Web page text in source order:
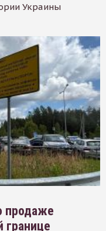
Украины
продаже
границе